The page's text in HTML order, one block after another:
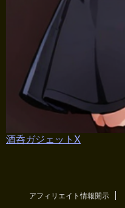
酒呑ガジェットX
アフィリエイト情報開示